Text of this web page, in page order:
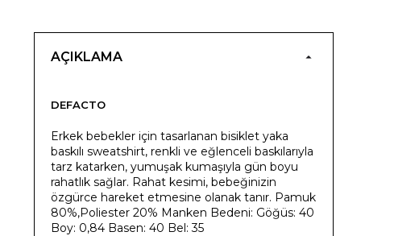
AÇIKLAMA
DEFACTO
Erkek bebekler için tasarlanan bisiklet yaka
baskılı sweatshirt, renkli ve eğlenceli baskılarıyla
tarz katarken, yumuşak kumaşıyla gün boyu
rahatlık sağlar. Rahat kesimi, bebeğinizin
özgürce hareket etmesine olanak tanır. Pamuk
80%,Poliester 20% Manken Bedeni: Göğüs: 40
Boy: 0,84 Basen: 40 Bel: 35